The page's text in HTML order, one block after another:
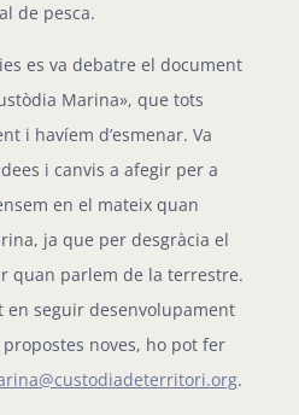
de pesca.
es va debatre el document
Marina», que tots
i havíem d’esmenar. Va
i canvis a afegir per a
en el mateix quan
ja que per desgràcia el
quan parlem de la terrestre.
en seguir desenvolupament
noves, ho pot fer
.